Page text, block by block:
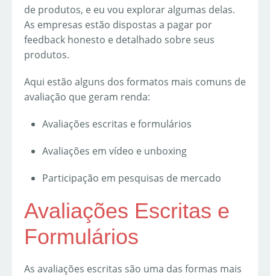
de produtos, e eu vou explorar algumas delas.
As empresas estão dispostas a pagar por
feedback honesto e detalhado sobre seus
produtos.
Aqui estão alguns dos formatos mais comuns de
avaliação que geram renda:
Avaliações escritas e formulários
Avaliações em vídeo e unboxing
Participação em pesquisas de mercado
Avaliações Escritas e
Formulários
As avaliações escritas são uma das formas mais